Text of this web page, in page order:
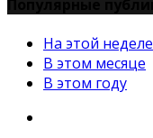
На этой неделе
В этом месяце
В этом году